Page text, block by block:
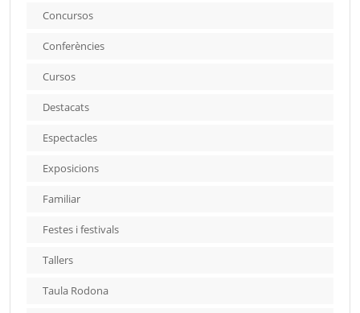
Concursos
Conferències
Cursos
Destacats
Espectacles
Exposicions
Familiar
Festes i festivals
Tallers
Taula Rodona